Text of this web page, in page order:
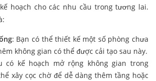
hoạch cho các nhu cầu trong tương lai.
: Bạn có thể thiết kế một số phòng chưa
không gian có thể được cải tạo sau này.
có kế hoạch mở rộng không gian trong
xây cọc chờ để dễ dàng thêm tầng hoặc